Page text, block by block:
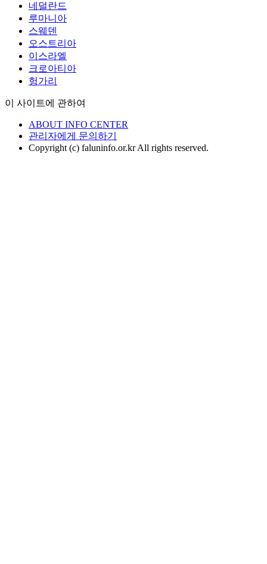
네덜란드
루마니아
스웨덴
오스트리아
이스라엘
크로아티아
헝가리
이 사이트에 관하여
ABOUT INFO CENTER
관리자에게 문의하기
Copyright (c) faluninfo.or.kr All rights reserved.